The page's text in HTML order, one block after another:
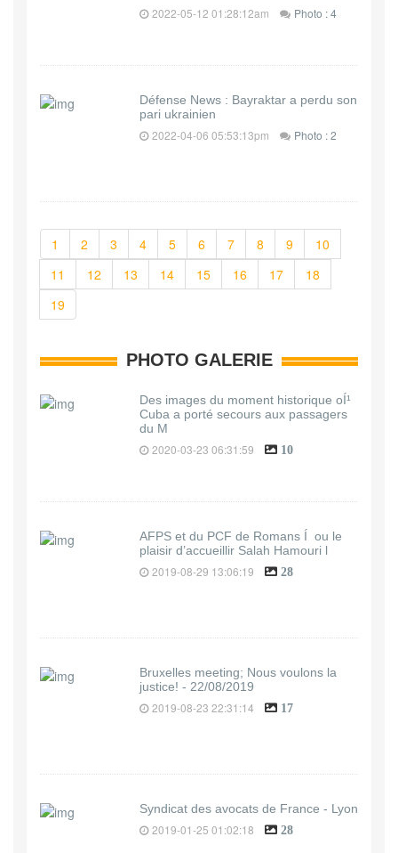
2022-05-12 01:28:12am Photo : 4
Défense News : Bayraktar a perdu son
pari ukrainien
2022-04-06 05:53:13pm Photo : 2
1 2 3 4 5 6 7 8 9
10
11
12 13 14 15 16 17
18
19
PHOTO GALERIE
Des images du moment historique oÍ¹
Cuba a porté secours aux passagers
du M
2020-03-23 06:31:59 10
AFPS et du PCF de Romans Í ou le
plaisir d’accueillir Salah Hamouri l
2019-08-29 13:06:19 28
Bruxelles meeting; Nous voulons la
justice! - 22/08/2019
2019-08-23 22:31:14 17
Syndicat des avocats de France - Lyon
2019-01-25 01:02:18 28